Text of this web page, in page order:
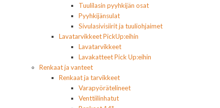
Tuulilasin pyyhkijän osat
Pyyhkijänsulat
Sivulasivisiirit ja tuuliohjaimet
Lavatarvikkeet PickUp:eihin
Lavatarvikkeet
Lavakatteet Pick Up:eihin
Renkaat ja vanteet
Renkaat ja tarvikkeet
Varapyörätelineet
Venttiilinhatut